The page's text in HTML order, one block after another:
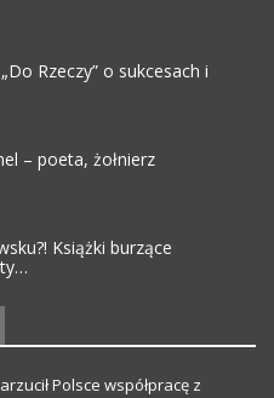
Rzeczy” o sukcesach i
– poeta, żołnierz
Książki burzące
Polsce współpracę z